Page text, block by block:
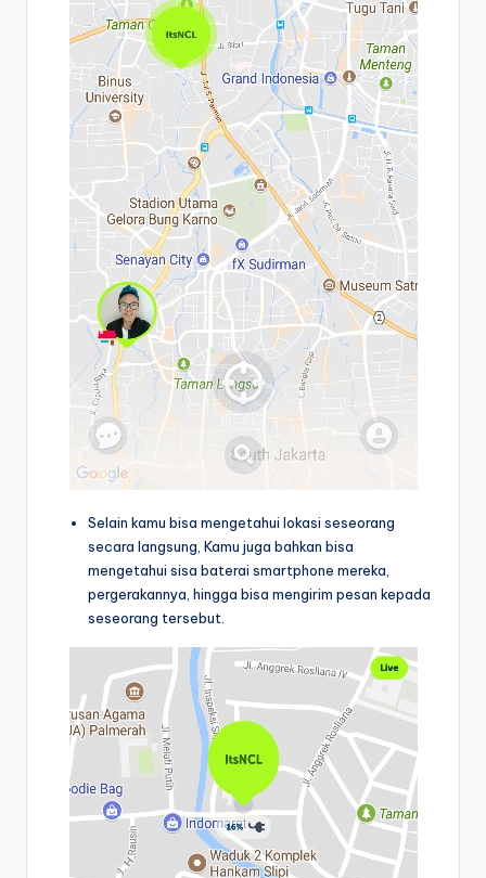
Selain kamu bisa mengetahui lokasi seseorang
secara langsung, Kamu juga bahkan bisa
mengetahui sisa baterai smartphone mereka,
pergerakannya, hingga bisa mengirim pesan kepada
seseorang tersebut.